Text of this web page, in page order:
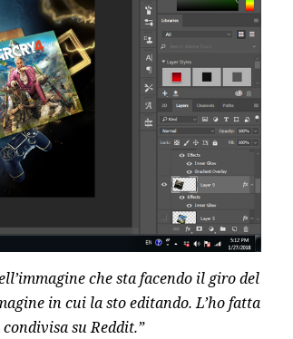
che sta facendo il giro del
in cui la sto editando. L’ho fatta
su Reddit.”